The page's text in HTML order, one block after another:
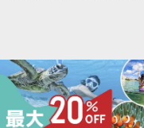
(c) 2026 宮